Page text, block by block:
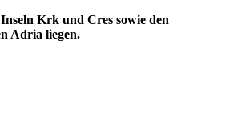
Krk und Cres sowie den
Adria liegen.